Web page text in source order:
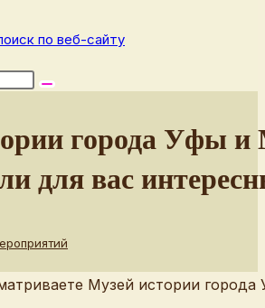
по веб-сайту
города Уфы и
для вас